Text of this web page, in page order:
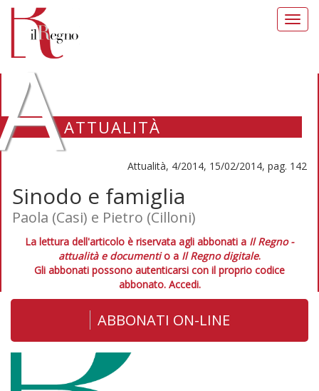
ATTUALITÀ
Attualità, 4/2014, 15/02/2014, pag. 142
Sinodo e famiglia
Paola (Casi) e Pietro (Cilloni)
La lettura dell'articolo è riservata agli abbonati a Il Regno -
attualità e documentio a Il Regno digitale.
Gli abbonati possono autenticarsi con il proprio codice
abbonato. Accedi.
ABBONATI ON-LINE